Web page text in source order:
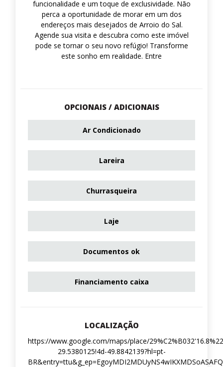
funcionalidade e um toque de exclusividade. Não
perca a oportunidade de morar em um dos
endereços mais desejados de Arroio do Sal.
Agende sua visita e descubra como este imóvel
pode se tornar o seu novo refúgio! Transforme
este sonho em realidade. Entre
OPCIONAIS / ADICIONAIS
Ar Condicionado
Lareira
Churrasqueira
Laje
Documentos ok
Financiamento caixa
LOCALIZAÇÃO
https://www.google.com/maps/place/
29.5380125!4d-49.8842139?hl=pt-